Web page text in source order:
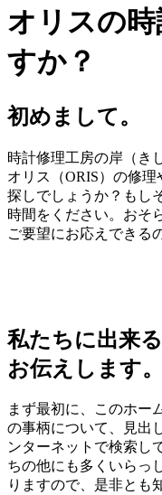
オリスの
すか？
初めまして。
時計修理工房の岸（き
オリス（ORIS）の修
探しでしょうか？もし
時間をください。おそ
ご要望にお応えできる
私たちに出来る
お伝えします。
まず最初に、このホー
の事柄について、見出
ンターネットで検索し
ちの他にも多くいらっ
りますので、是非とも